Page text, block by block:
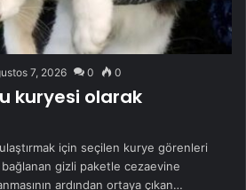
7, 2026 0 0
kuryesi olarak
için seçilen kurye görenleri
gizli paketle cezaevine
ardından ortaya çıkan…